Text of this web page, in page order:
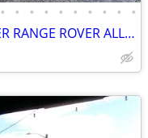
• • • • • • • • • •
PRICE REDUCED 2012 LAND ROVER RANGE ROVER ALL-WHEEL-DRIVE V8 LIMITED SUNROOF LEA